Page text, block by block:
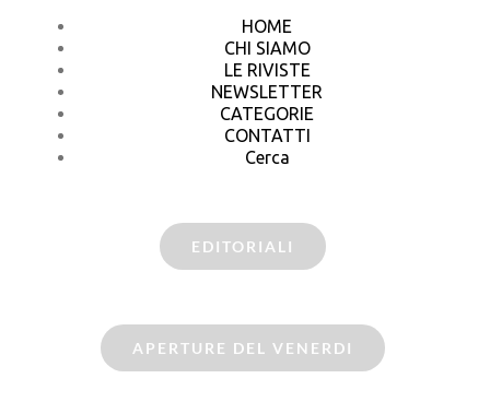
HOME
CHI SIAMO
LE RIVISTE
NEWSLETTER
CATEGORIE
CONTATTI
Cerca
EDITORIALI
APERTURE DEL VENERDI